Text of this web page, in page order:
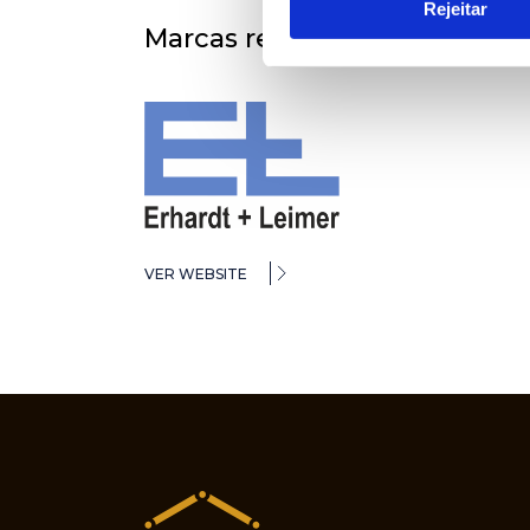
Rejeitar
Marcas representadas
VER WEBSITE